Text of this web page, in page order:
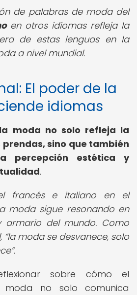
de palabras de moda del
en otros idiomas refleja la
de estas lenguas en la
a nivel mundial.
El poder de la
idiomas
moda no solo refleja la
prendas, sino que también
percepción estética y
.
francés e italiano en el
moda sigue resonando en
armario del mundo. Como
la moda se desvanece, solo
.
sobre cómo el
no solo comunica